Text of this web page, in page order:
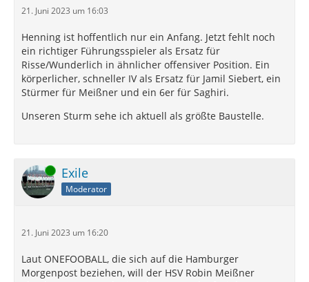
21. Juni 2023 um 16:03
Henning ist hoffentlich nur ein Anfang. Jetzt fehlt noch
ein richtiger Führungsspieler als Ersatz für
Risse/Wunderlich in ähnlicher offensiver Position. Ein
körperlicher, schneller IV als Ersatz für Jamil Siebert, ein
Stürmer für Meißner und ein 6er für Saghiri.
Unseren Sturm sehe ich aktuell als größte Baustelle.
Online Exile
Moderator
21. Juni 2023 um 16:20
Laut ONEFOOBALL, die sich auf die Hamburger
Morgenpost beziehen, will der HSV Robin Meißner